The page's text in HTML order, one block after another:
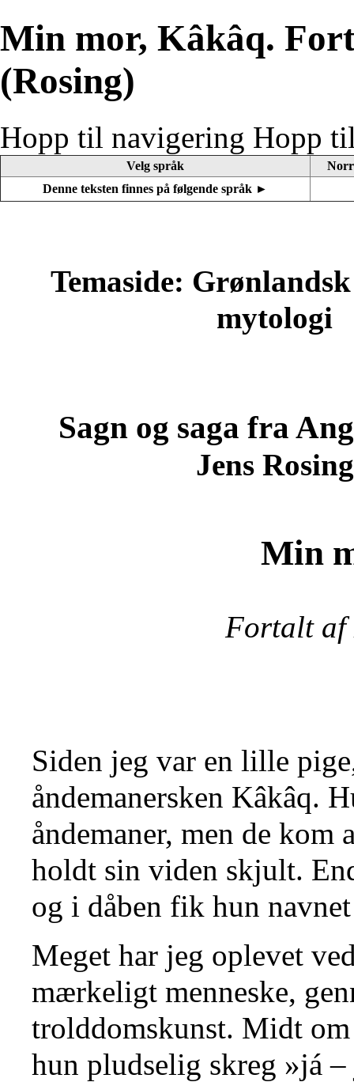
Min mor, Kâkâq.
(Rosing)
Hopp til navigering Hopp
Velg språk
Denne teksten finnes på følgende språk ►
Temaside:
mytologi
Sagn og saga fra
Jens Rosing
Min
Fortalt af
Siden jeg var en lille
åndemanersken Kâkâq.
åndemaner, men de
holdt sin viden skjult.
og i dåben fik hun
Meget har jeg oplevet
mærkeligt menneske,
trolddomskunst. Midt
hun pludselig skreg »já